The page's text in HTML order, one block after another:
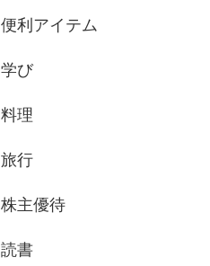
便利アイテム
学び
料理
旅行
株主優待
読書